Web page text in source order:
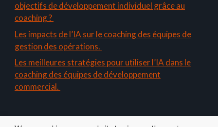
objectifs de développement individuel grâce au
coaching ?
Les impacts de l’IA sur le coaching des équipes de
gestion des opérations.
Les meilleures stratégies pour utiliser l’IA dans le
coaching des équipes de développement
commercial.